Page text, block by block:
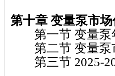
第十章 变量泵市
第一节 变量泵
第二节 变量泵
第三节 2025-